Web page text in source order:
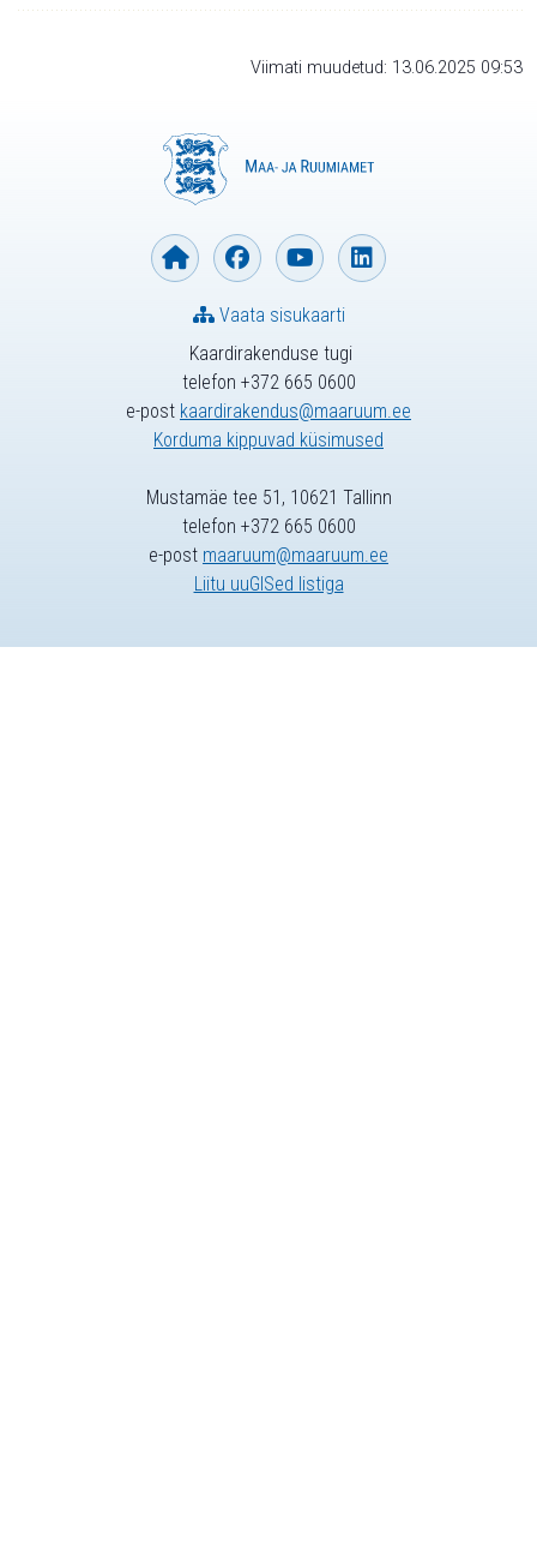
Viimati muudetud: 13.06.2025 09:53
Kaardirakenduse tugi
telefon +372 665 0600
e-post kaardirakendus@maaruum.ee
Korduma kippuvad küsimused
Vaata sisukaarti
Mustamäe tee 51, 10621 Tallinn
telefon +372 665 0600
e-post maaruum@maaruum.ee
Liitu uuGISed listiga